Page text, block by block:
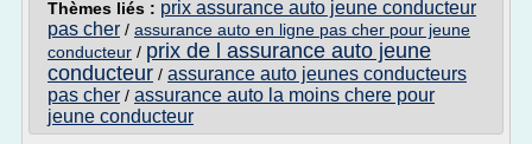
Thèmes liés : prix assurance auto jeune conducteur
pas cher / assurance auto en ligne pas cher pour jeune
conducteur / prix de l assurance auto jeune
conducteur / assurance auto jeunes conducteurs
pas cher / assurance auto la moins chere pour
jeune conducteur